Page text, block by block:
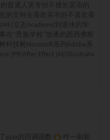
普通人英专但不擅长英语的
的文科生喜欢买书但不喜欢看
立志Academic到退休的学
在“贵族学校”放逐的西西弗斯
科技树Microsoft系列Adobe系
(PR)After Effect (AE)Illustrato
pjax的回调函数
咋一刷新